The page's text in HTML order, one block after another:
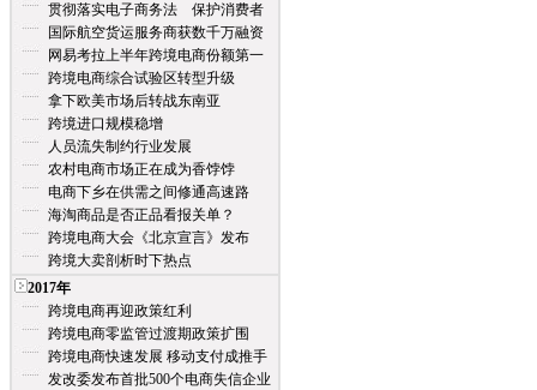
贯彻落实电子商务法 保护消费者
国际航空货运服务商获数千万融资
网易考拉上半年跨境电商份额第一
跨境电商综合试验区转型升级
拿下欧美市场后转战东南亚
跨境进口规模稳增
人员流失制约行业发展
农村电商市场正在成为香饽饽
电商下乡在供需之间修通高速路
海淘商品是否正品看报关单？
跨境电商大会《北京宣言》发布
跨境大卖剖析时下热点
2017年
跨境电商再迎政策红利
跨境电商零监管过渡期政策扩围
跨境电商快速发展 移动支付成推手
发改委发布首批500个电商失信企业